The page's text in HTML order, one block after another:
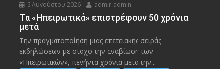
6 Αυγούστου 2026 admin admin
Tα «Ηπειρωτικά» επιστρέφουν 50 χρόνια
μετά
Την πραγματοποίηση μιας επετειακής σειράς
εκδηλώσεων με στόχο την αναβίωση των
«Ηπειρωτικών», πενήντα χρόνια μετά την...